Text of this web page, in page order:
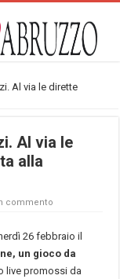
Al via le dirette
Al via le
alla
commento
26 febbraio il
un gioco da
live promossi da